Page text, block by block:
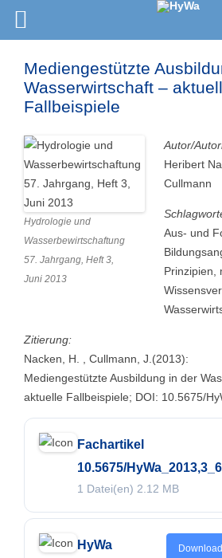
Mediengestützte
Wasserwirtschaft –
Fallbeispiele
Hydrologie und
Wasserbewirtschaftung
57. Jahrgang, Heft 3,
Juni 2013
Autor/
Heribert
Cullmann
Aus- und
Prinzipien,
Zitierung:
Nacken, H. , Cullmann, J.(2013):
Mediengestützte Ausbildung in der
aktuelle Fallbeispiele; DOI: 10.5675/
Fachartikel
10.5675/HyWa_2013,3_6
1 Datei(en) 2.12 MB
HyWa